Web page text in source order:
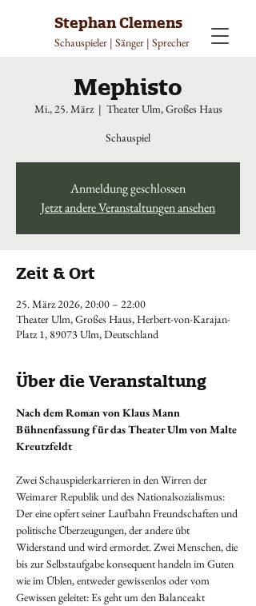
Stephan Clemens
Schauspieler | Sänger | Sprecher
Mephisto
Mi., 25. März
  |
Theater Ulm, Großes Haus
Schauspiel
Anmeldung geschlossen
Jetzt andere Veranstaltungen ansehen
Zeit & Ort
25. März 2026, 20:00 – 22:00
Theater Ulm, Großes Haus, Herbert-von-Karajan-
Platz 1, 89073 Ulm, Deutschland
Über die Veranstaltung
Nach dem Roman von Klaus Mann
Bühnenfassung für das Theater Ulm von Malte
Kreutzfeldt
Zwei Schauspielerkarrieren in den Wirren der
Weimarer Republik und des Nationalsozialismus:
Der eine opfert seiner Laufbahn Freundschaften und
politische Überzeugungen, der andere übt
Widerstand und wird ermordet. Zwei Menschen, die
bis zur Selbstaufgabe konsequent handeln im Guten
wie im Üblen, entweder gewissenlos oder vom
Gewissen geleitet: Es geht um den Balanceakt